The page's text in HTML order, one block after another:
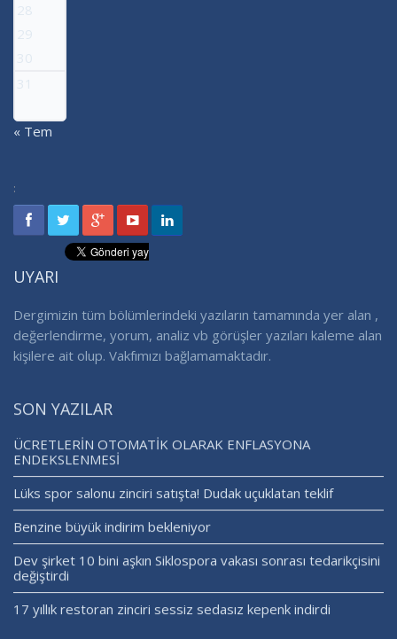
28
29
30
31
« Tem
:
UYARI
Dergimizin tüm bölümlerindeki yazıların tamamında yer alan ,
değerlendirme, yorum, analiz vb görüşler yazıları kaleme alan
kişilere ait olup. Vakfımızı bağlamamaktadır.
SON YAZILAR
ÜCRETLERİN OTOMATİK OLARAK ENFLASYONA
ENDEKSLENMESİ
Lüks spor salonu zinciri satışta! Dudak uçuklatan teklif
Benzine büyük indirim bekleniyor
Dev şirket 10 bini aşkın Siklospora vakası sonrası tedarikçisini
değiştirdi
17 yıllık restoran zinciri sessiz sedasız kepenk indirdi